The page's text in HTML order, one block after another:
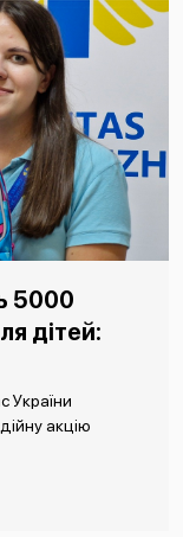
5000
дітей:
України
акцію